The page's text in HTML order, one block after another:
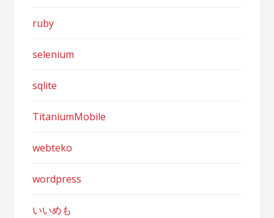
ruby
selenium
sqlite
TitaniumMobile
webteko
wordpress
いいめも